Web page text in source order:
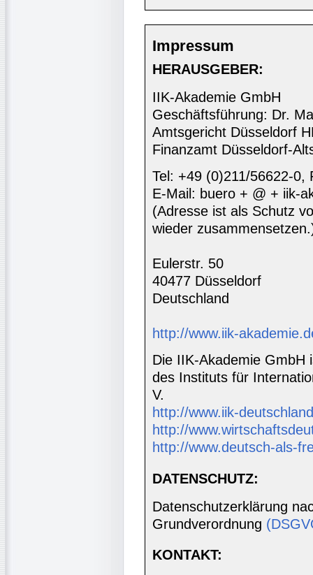
Impressum
HERAUSGEBER:
IIK-Akademie GmbH
Geschäftsführung: Dr.
Amtsgericht Düsseldorf
Finanzamt Düsseldorf-
Tel: +49 (0)211/56622-0,
E-Mail: buero + @ + iik-
(Adresse ist als Schutz
wieder
Eulerstr. 50
40477 Düsseldorf
Deutschland
http://www.iik-
Die IIK-Akademie GmbH
des Instituts für
V.
http://www.iik-
http://
http://www.deutsch-als-
DATENSCHUTZ:
Datenschutzerklärung
Grundverordnung
KONTAKT: